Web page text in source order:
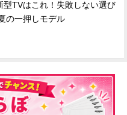
型TVはこれ！失敗しない選び
の一押しモデル